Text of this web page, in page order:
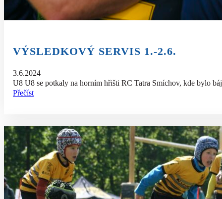
VÝSLEDKOVÝ SERVIS 1.-2.6.
3.6.2024
U8 U8 se potkaly na horním hřišti RC Tatra Smíchov, kde bylo
Přečíst